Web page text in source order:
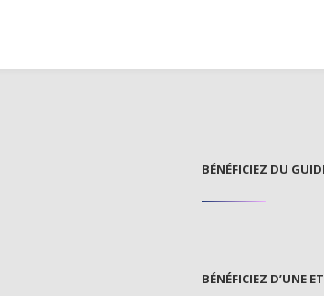
BÉNÉFICIEZ DU
BÉNÉFICIEZ D’UNE